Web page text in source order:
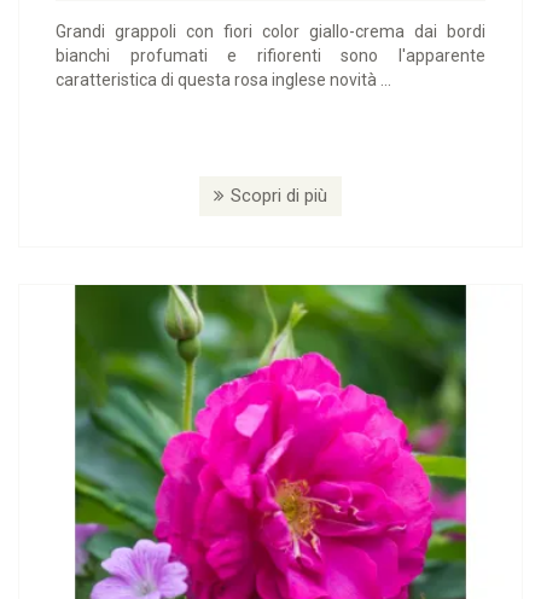
Grandi grappoli con fiori color giallo-crema dai bordi
bianchi profumati e rifiorenti sono l'apparente
caratteristica di questa rosa inglese novità ...
Scopri di più